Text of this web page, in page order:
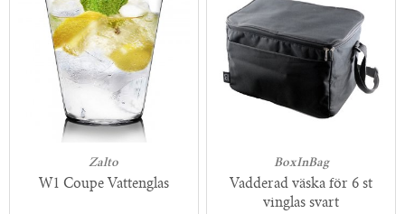
Zalto
W1 Coupe Vattenglas
BoxInBag
Vadderad väska för 6 st
vinglas svart